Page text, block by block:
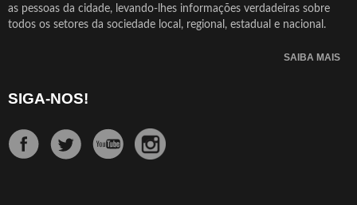
as pessoas da cidade, levando-lhes informações verdadeiras sobre
todos os setores da sociedade local, regional, estadual e nacional.
SAIBA MAIS
SIGA-NOS!